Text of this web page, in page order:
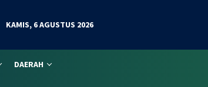
KAMIS, 6 AGUSTUS 2026
DAERAH